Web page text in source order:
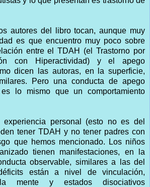
autores del libro tocan, aunque muy
es que encuentro muy poco sobre
entre el TDAH (el Trastorno por
con Hiperactividad) y el apego
dicen las autoras, en la superficie,
Pero una conducta de apego
lo mismo que un comportamiento
experiencia personal (esto no es del
tener TDAH y no tener padres con
que hemos mencionado. Los niños
tienen manifestaciones, en la
observable, similares a las del
están a nivel de vinculación,
mente y estados disociativos